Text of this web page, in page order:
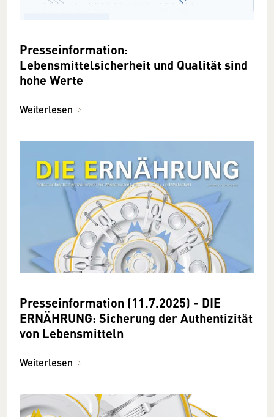
Presseinformation:
Lebensmittelsicherheit und Qualität sind
hohe Werte
Weiterlesen
Presseinformation (11.7.2025) - DIE
ERNÄHRUNG: Sicherung der Authentizität
von Lebensmitteln
Weiterlesen